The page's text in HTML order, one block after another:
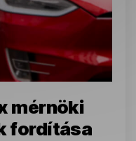
mérnöki
fordítása